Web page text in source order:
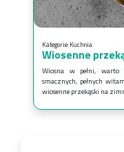
Kategorie: Kuchnia
Wiosenne
Wiosna w pełni,
smacznych, pełnych
wiosenne przekąski na